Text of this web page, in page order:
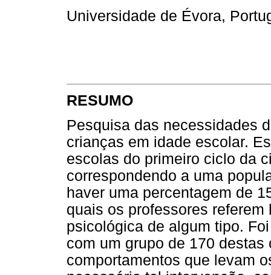
Universidade de Évora,
RESUMO
Pesquisa das necessidades
crianças em idade escolar.
escolas do primeiro ciclo da
correspondendo a uma
haver uma percentagem de
quais os professores
psicológica de algum tipo.
com um grupo de 170
comportamentos que levam